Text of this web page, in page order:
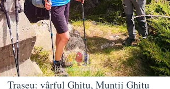
Traseu: vârful Ghițu, Munții Ghițu